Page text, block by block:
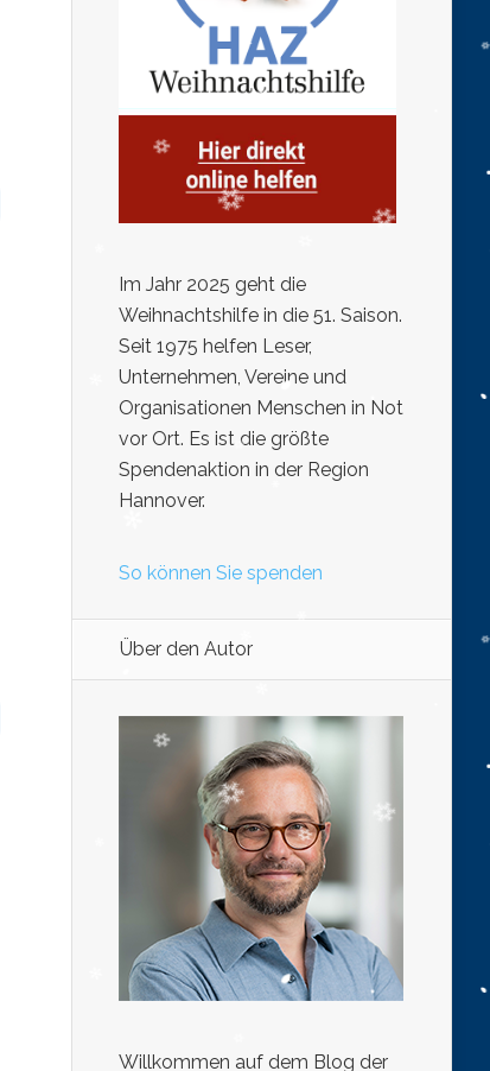
Im Jahr 2025 geht die
Weihnachtshilfe in die 51. Saison.
Seit 1975 helfen Leser,
Unternehmen, Vereine und
Organisationen Menschen in Not
vor Ort. Es ist die größte
Spendenaktion in der Region
Hannover.
So können Sie spenden
Über den Autor
Willkommen auf dem Blog der